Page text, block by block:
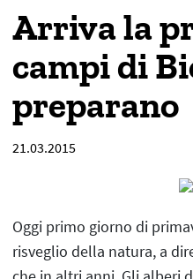
Arriva la
campi di
preparano
21.03.2015
Oggi primo giorno di
risveglio della natura, a